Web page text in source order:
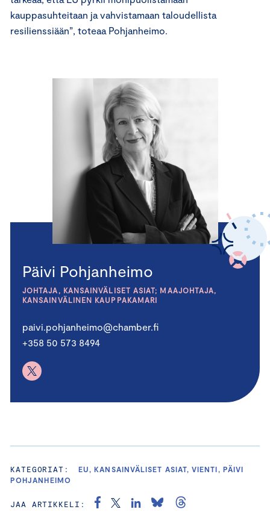
kauppasuhteitaan ja vahvistamaan taloudellista
resilienssiään”, toteaa Pohjanheimo.
Päivi Pohjanheimo
JOHTAJA, KANSAINVÄLISET ASIAT; MAAJOHTAJA,
KANSAINVÄLINEN KAUPPAKAMARI
paivi.pohjanheimo@chamber.fi
+358 50 573 8494
KATEGORIAT:
EU, KANSAINVÄLISET ASIAT, VIENTI, PÄIVI
POHJANHEIMO
JAA ARTIKKELI: